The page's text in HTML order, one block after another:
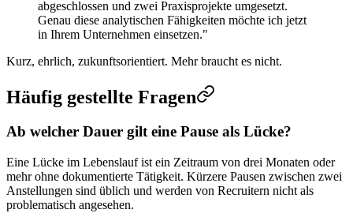
abgeschlossen und zwei Praxisprojekte umgesetzt.
Genau diese analytischen Fähigkeiten möchte ich jetzt
in Ihrem Unternehmen einsetzen."
Kurz, ehrlich, zukunftsorientiert. Mehr braucht es nicht.
Häufig gestellte Fragen
Ab welcher Dauer gilt eine Pause als Lücke?
Eine Lücke im Lebenslauf ist ein Zeitraum von drei Monaten oder
mehr ohne dokumentierte Tätigkeit. Kürzere Pausen zwischen zwei
Anstellungen sind üblich und werden von Recruitern nicht als
problematisch angesehen.